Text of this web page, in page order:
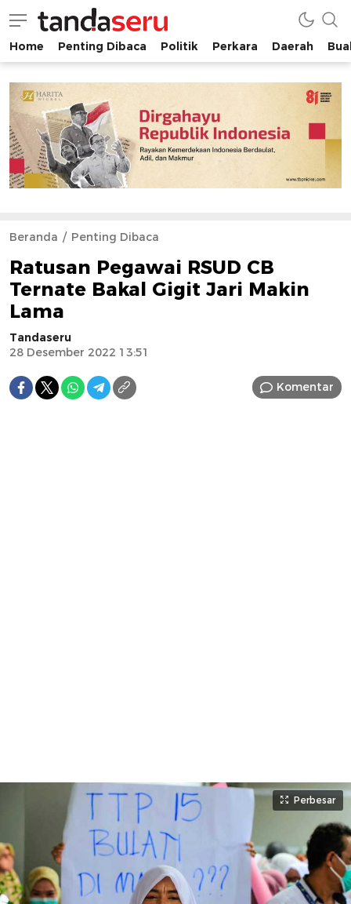
tandaseru.com | Penting Dibaca
tandaseru.com
Home Penting Dibaca Politik Perkara Daerah
Beranda Penting Dibaca
Ratusan Pegawai RSUD CB
Ternate Bakal Gigit Jari Makin
Lama
Tandaseru
28 Desember 2022 13:51
Komentar
Perbesar